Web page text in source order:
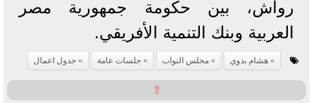
رواش، بين حكومة جمهورية مصر
العربية وبنك التنمية الأفريقي.
هشام بدوي مجلس النواب جلسات عامة جدول اعمال
⇧